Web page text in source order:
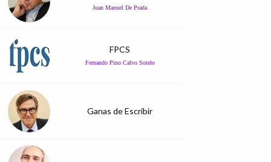
Juan Manuel De Prada
FPCS
Fernando Pino Calvo Sotelo
Ganas de Escribir